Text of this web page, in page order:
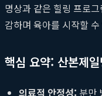
명상과 같은 힐링 프로
감하며 육아를 시작할
핵심 요약: 산본제
의료적 안정성: 분만